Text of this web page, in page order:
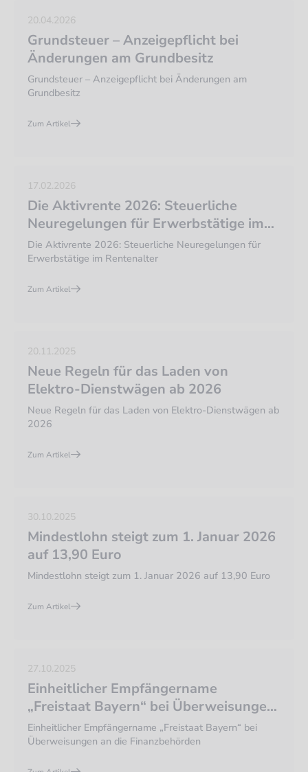
20.04.2026
Grundsteuer – Anzeigepflicht bei
Änderungen am Grundbesitz
Grundsteuer – Anzeigepflicht bei Änderungen am
Grundbesitz
Zum Artikel
17.02.2026
Die Aktivrente 2026: Steuerliche
Neuregelungen für Erwerbstätige im
Rentenalter
Die Aktivrente 2026: Steuerliche Neuregelungen für
Erwerbstätige im Rentenalter
Zum Artikel
20.11.2025
Neue Regeln für das Laden von
Elektro-Dienstwägen ab 2026
Neue Regeln für das Laden von Elektro-Dienstwägen ab
2026
Zum Artikel
30.10.2025
Mindestlohn steigt zum 1. Januar 2026
auf 13,90 Euro
Mindestlohn steigt zum 1. Januar 2026 auf 13,90 Euro
Zum Artikel
27.10.2025
Einheitlicher Empfängername
„Freistaat Bayern“ bei Überweisungen
an die Finanzbehörden
Einheitlicher Empfängername „Freistaat Bayern“ bei
Überweisungen an die Finanzbehörden